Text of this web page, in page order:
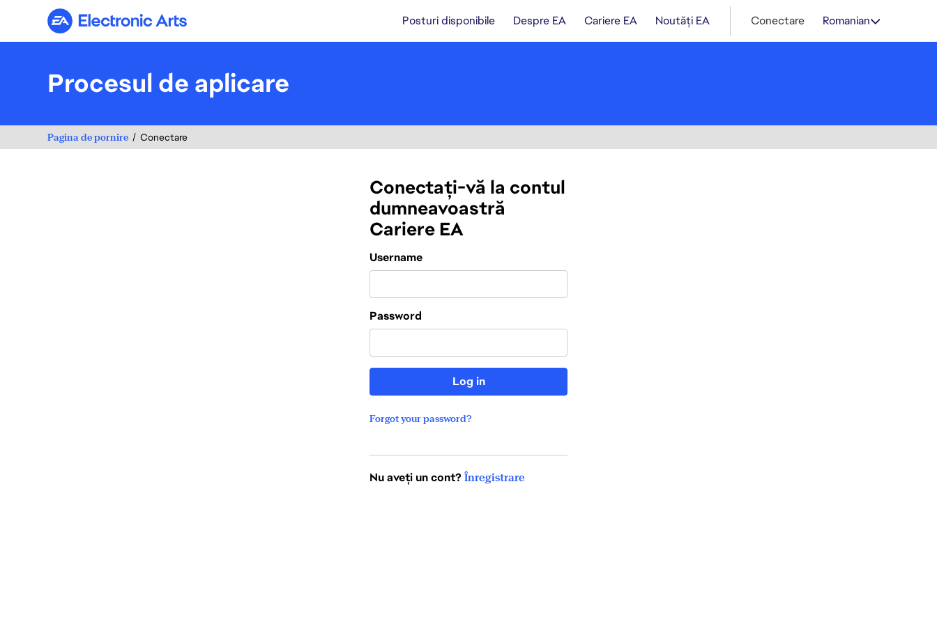
Electronic Arts Posturi disponibile Despre EA Cariere EA Noutăți EA Conectare Romanian
Procesul de aplicare
Pagina de pornire Conectare
Conectați-vă la contul
dumneavoastră
Cariere EA
Login
Username
Password
Log in
Forgot your password?
Nu aveți un cont? Înregistrare